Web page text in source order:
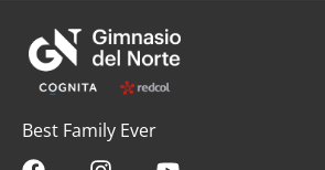
Best Family Ever